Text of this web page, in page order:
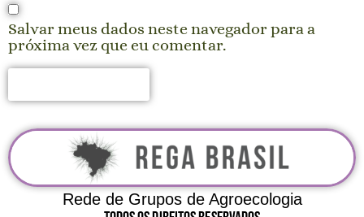
Salvar meus dados neste navegador para a
próxima vez que eu comentar.
Rede de Grupos de Agroecologia